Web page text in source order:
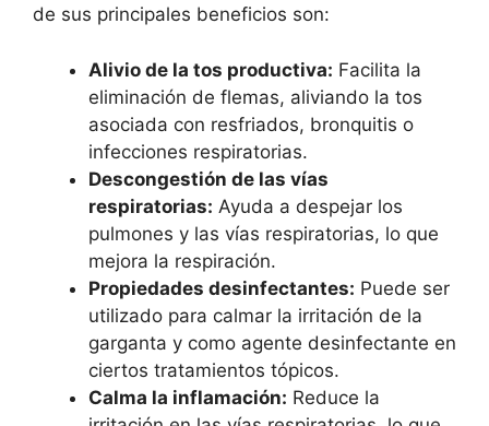
de sus principales beneficios son:
Alivio de la tos productiva: Facilita la
eliminación de flemas, aliviando la tos
asociada con resfriados, bronquitis o
infecciones respiratorias.
Descongestión de las vías
respiratorias: Ayuda a despejar los
pulmones y las vías respiratorias, lo que
mejora la respiración.
Propiedades desinfectantes: Puede ser
utilizado para calmar la irritación de la
garganta y como agente desinfectante en
ciertos tratamientos tópicos.
Calma la inflamación: Reduce la